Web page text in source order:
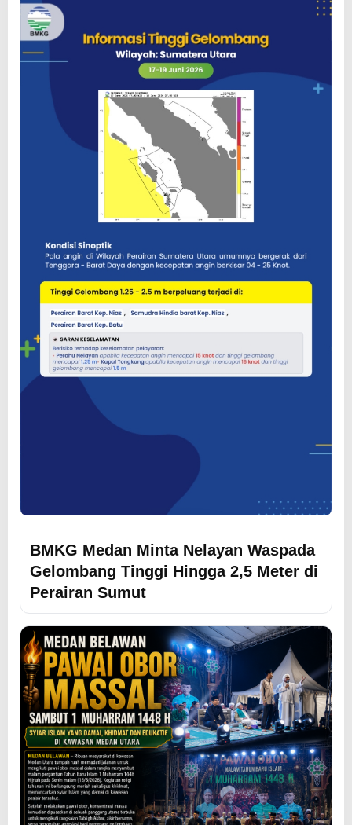
BMKG Medan Minta Nelayan Waspada
Gelombang Tinggi Hingga 2,5 Meter di
Perairan Sumut